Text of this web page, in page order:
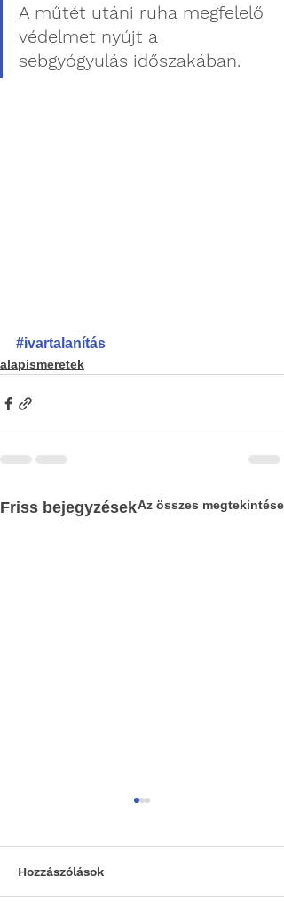
A műtét utáni ruha megfelelő
védelmet nyújt a
sebgyógyulás időszakában.
#ivartalanítás
alapismeretek
Friss bejegyzésekAz összes megtekintése
Hozzászólások